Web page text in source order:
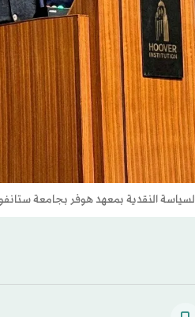
النقدية بمعهد هوفر بجامعة ستانفورد